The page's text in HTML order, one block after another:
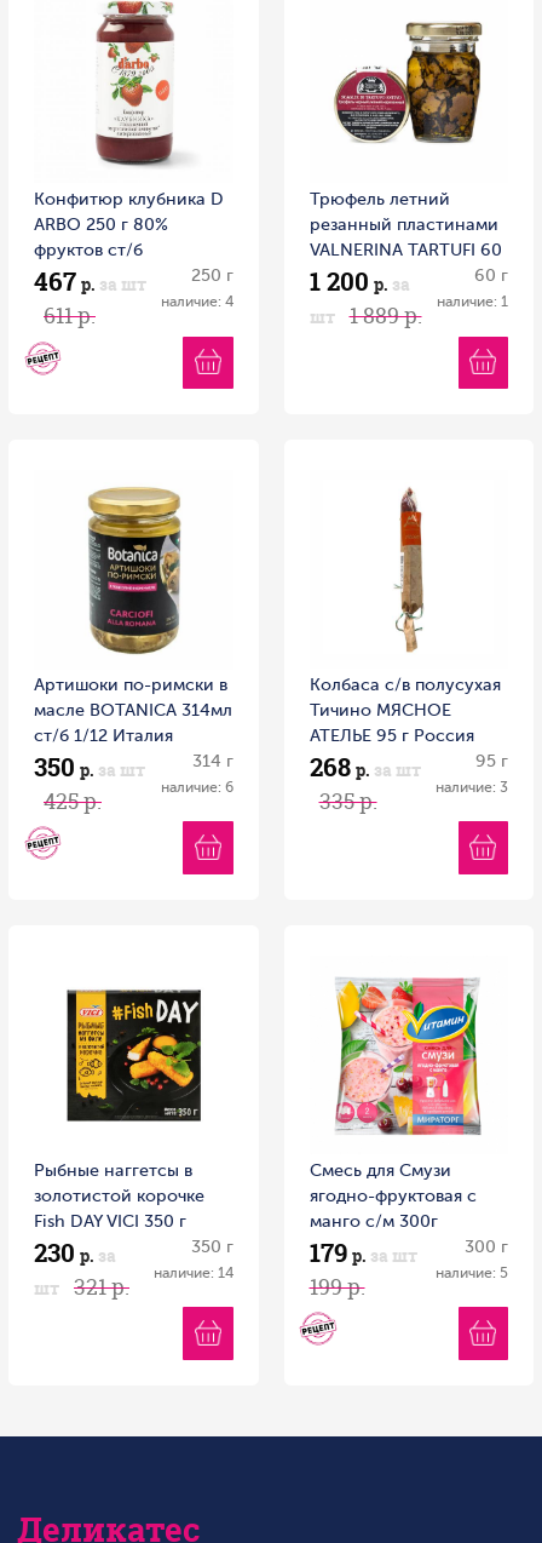
Конфитюр клубника D
ARBO 250 г 80%
фруктов ст/б
467 р. за шт
611 р.
250 г
наличие: 4
Трюфель летний
резанный пластинами
VALNERINA TARTUFI 60
г ст/б
1 200 р. за
шт
1 889 р.
60 г
наличие: 1
Артишоки по-римски в
масле BOTANICA 314мл
ст/б 1/12 Италия
350 р. за шт
425 р.
314 г
наличие: 6
Колбаса с/в полусухая
Тичино МЯСНОЕ
АТЕЛЬЕ 95 г Россия
268 р. за шт
335 р.
95 г
наличие: 3
Рыбные наггетсы в
золотистой корочке
Fish DAY VICI 350 г
230 р. за
шт
321 р.
350 г
наличие: 14
Смесь для Смузи
ягодно-фруктовая с
манго с/м 300г
Витамин
179 р. за шт
199 р.
300 г
наличие: 5
Деликатес